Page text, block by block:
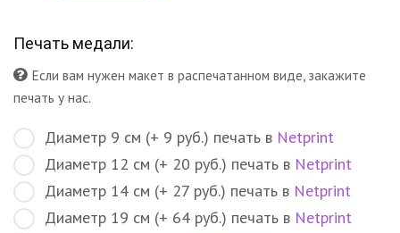
Печать медали:
Если вам нужен макет в распечатанном виде, закажите
печать у нас.
Диаметр 9 см (+ 9 руб.) печать в Netprint
Диаметр 12 см (+ 20 руб.) печать в Netprint
Диаметр 14 см (+ 27 руб.) печать в Netprint
Диаметр 19 см (+ 64 руб.) печать в Netprint